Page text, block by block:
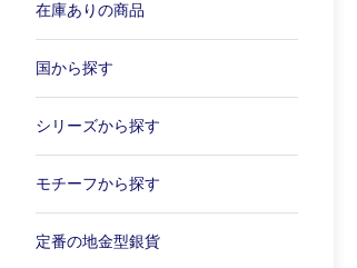
在庫ありの商品
国から探す
シリーズから探す
モチーフから探す
定番の地金型銀貨